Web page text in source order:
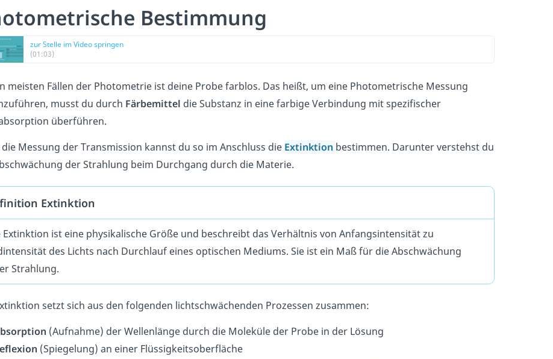
Bestimmung
zur Stelle im Video springen
(01:03)
meisten Fällen der Photometrie ist deine Probe farblos. Das heißt, um eine Photometrische Messung
musst du durch Färbemittel die Substanz in eine farbige Verbindung mit spezifischer
überführen.
die Messung der Transmission kannst du so im Anschluss die Extinktion bestimmen. Darunter verstehst du
der Strahlung beim Durchgang durch die Materie.
Extinktion
Extinktion ist eine physikalische Größe und beschreibt das Verhältnis von Anfangsintensität zu
des Lichts nach Durchlauf eines optischen Mediums. Sie ist ein Maß für die Abschwächung
Strahlung.
setzt sich aus den folgenden lichtschwächenden Prozessen zusammen:
(Aufnahme) der Wellenlänge durch die Moleküle der Probe in der Lösung
(Spiegelung) an einer Flüssigkeitsoberfläche